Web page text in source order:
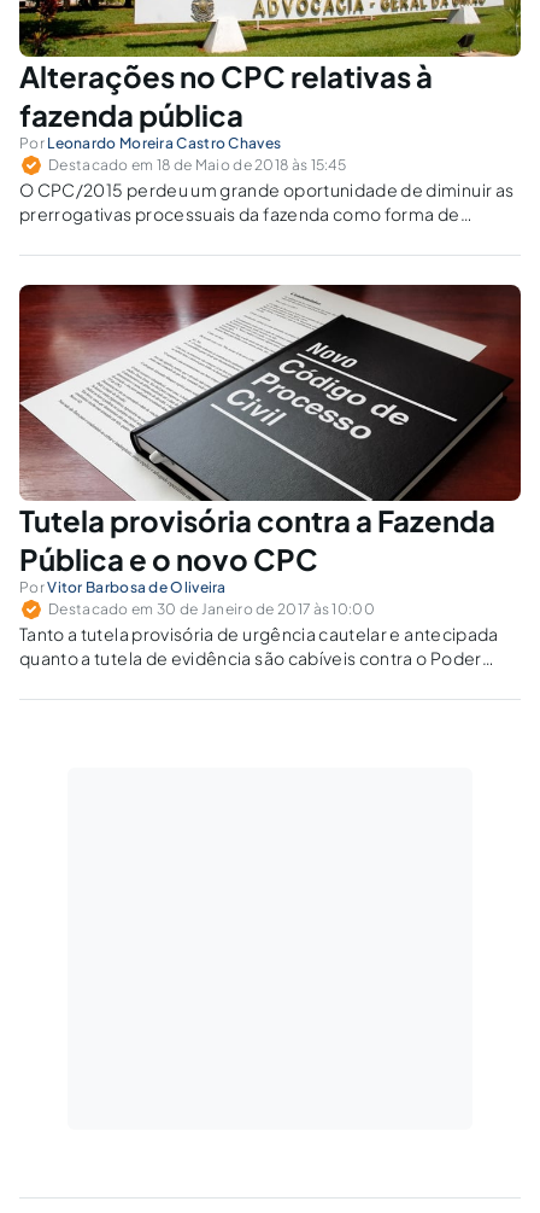
Alterações no CPC relativas à
fazenda pública
Por Leonardo Moreira Castro Chaves
Destacado em 18 de Maio de 2018 às 15:45
O CPC/2015 perdeu um grande oportunidade de diminuir as
prerrogativas processuais da fazenda como forma de
atender ao interesse público que visa proteger.
Tutela provisória contra a Fazenda
Pública e o novo CPC
PorVitor Barbosa de Oliveira
Destacado em 30 de Janeiro de 2017 às 10:00
Tanto a tutela provisória de urgência cautelar e antecipada
quanto a tutela de evidência são cabíveis contra o Poder
e o entendimento jurisprudencial.